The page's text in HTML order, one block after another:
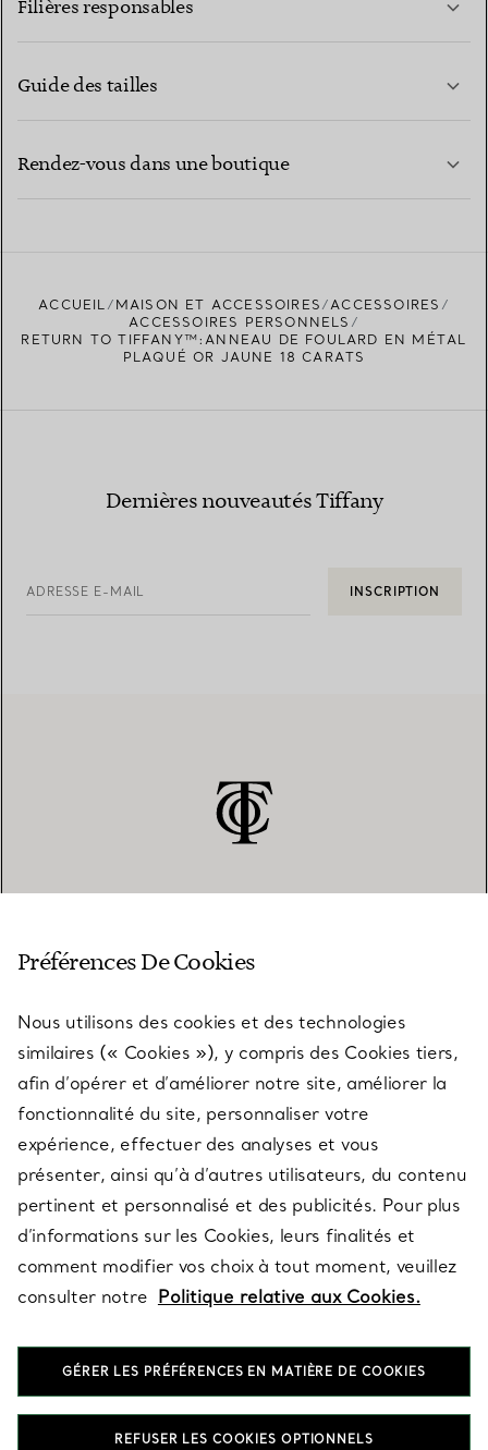
Filières responsables
Guide des tailles
Rendez-vous dans une boutique
TROUVEZ LA BOUTIQUE LA PLUS PROCHE
ACCUEIL MAISON ET ACCESSOIRES
ACCESSOIRES
ACCESSOIRES PERSONNELS
RETURN TO TIFFANY™:ANNEAU DE FOULARD EN MÉTAL
PLAQUÉ OR JAUNE 18 CARATS
Dernières nouveautés Tiffany
ADRESSE E-MAIL INSCRIPTION
SERVICES
À PROPOS
QUESTIONS LÉGALES
SUIVEZ-NOUS
Préférences De Cookies
Nous utilisons des cookies et des technologies
similaires (« Cookies »), y compris des Cookies tiers,
afin d’opérer et d’améliorer notre site, améliorer la
fonctionnalité du site, personnaliser votre
expérience, effectuer des analyses et vous
présenter, ainsi qu’à d’autres utilisateurs, du contenu
pertinent et personnalisé et des publicités. Pour plus
d’informations sur les Cookies, leurs finalités et
comment modifier vos choix à tout moment, veuillez
consulter notre Politique relative aux Cookies.
GÉRER LES PRÉFÉRENCES EN MATIÈRE DE COOKIES
REFUSER LES COOKIES OPTIONNELS